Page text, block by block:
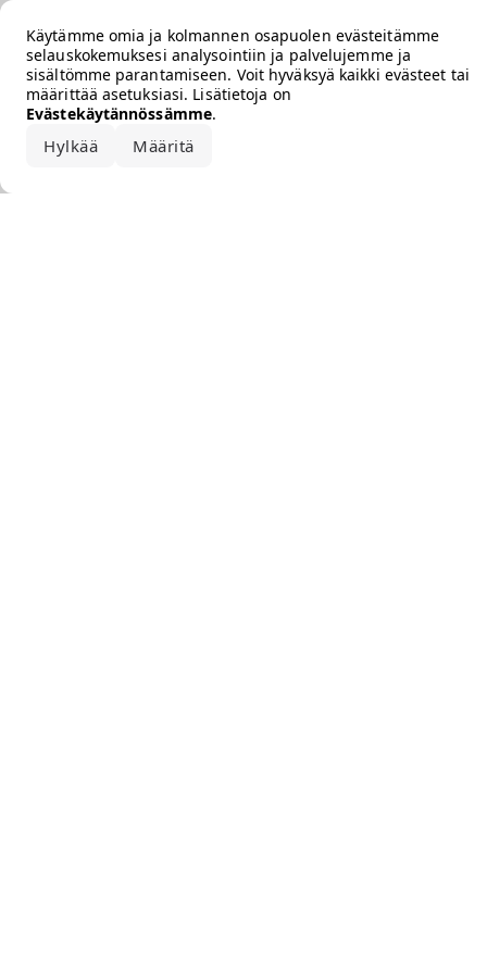
Käytämme omia ja kolmannen osapuolen evästeitämme
selauskokemuksesi analysointiin ja palvelujemme ja
sisältömme parantamiseen. Voit hyväksyä kaikki evästeet tai
määrittää asetuksiasi. Lisätietoja on
Evästekäytännössämme.
Hylkää Määritä
Error loading the brand